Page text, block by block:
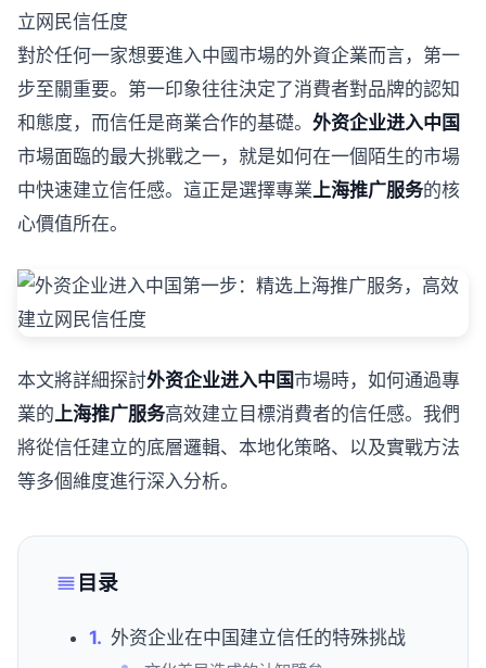
立网民信任度
對於任何一家想要進入中國市場的外資企業而言，第一
步至關重要。第一印象往往決定了消費者對品牌的認知
和態度，而信任是商業合作的基礎。 外资企业进入中国
市場面臨的最大挑戰之一，就是如何在一個陌生的市場
中快速建立信任感。這正是選擇專業上海推广服务的核
心價值所在。
本文將詳細探討外资企业进入中国市場時，如何通過專
業的上海推广服务高效建立目標消費者的信任感。我們
將從信任建立的底層邏輯、本地化策略、以及實戰方法
等多個維度進行深入分析。
目录
外资企业在中国建立信任的特殊挑战